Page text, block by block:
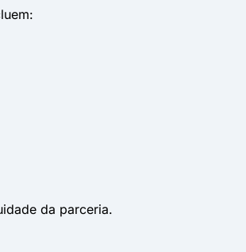
da parceria.